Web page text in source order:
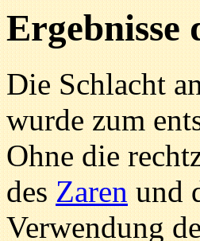
Ergebnisse
Die Schlacht
wurde zum
Ohne die
desZarenund
Verwendung